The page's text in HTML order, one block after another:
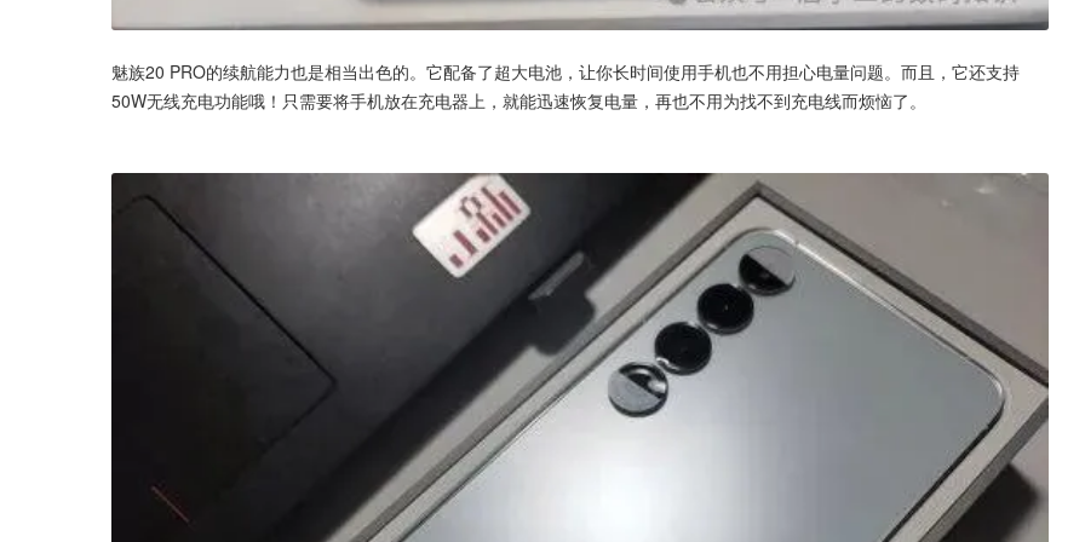
魅族20 PRO的续航能力也是相当出色的。它配备了超大电池，让你长时间使用手机也不用担心电量问题。而且，它还支持
50W无线充电功能哦！只需要将手机放在充电器上，就能迅速恢复电量，再也不用为找不到充电线而烦恼了。